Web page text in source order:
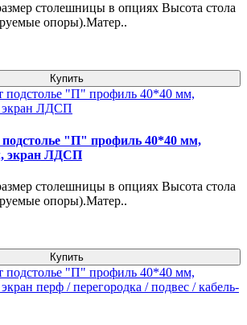
столешницы в опциях Высота стола
опоры).Матер..
Купить
"П" профиль 40*40 мм,
экран ЛДСП
столешницы в опциях Высота стола
опоры).Матер..
Купить